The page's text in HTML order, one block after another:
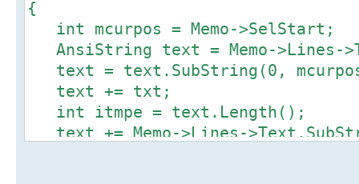
{
int mcurpos = Memo->SelStart;
AnsiString text = Memo->Lines-
text = text.SubString(0,
text += txt;
int itmpe = text.Length();
text += Memo->Lines-